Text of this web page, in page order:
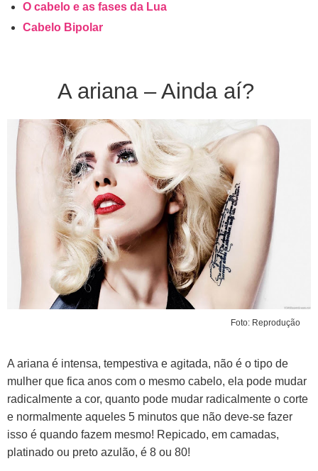
O cabelo e as fases da Lua
Cabelo Bipolar
A ariana – Ainda aí?
Foto: Reprodução
A ariana é intensa, tempestiva e agitada, não é o tipo de
mulher que fica anos com o mesmo cabelo, ela pode mudar
radicalmente a cor, quanto pode mudar radicalmente o corte
e normalmente aqueles 5 minutos que não deve-se fazer
isso é quando fazem mesmo! Repicado, em camadas,
platinado ou preto azulão, é 8 ou 80!